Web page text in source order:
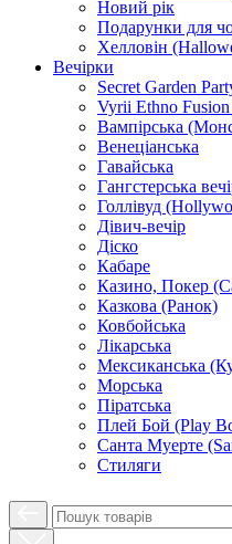
Новий рік
Подарунки для
Хелловін
Вечірки
Secret Garden
Vyrii Ethno Fusion
Вампірська
Венеціанська
Гавайська
Гангстерська
Голлівуд
Дівич-вечір
Діско
Кабаре
Казино, Покер
Казкова (Ранок)
Ковбойська
Лікарська
Мексиканська
Морська
Піратська
Плей Бой (Play
Санта Муерте
Стиляги